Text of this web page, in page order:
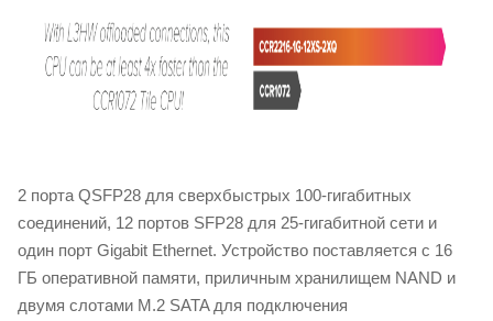
2 порта QSFP28 для сверхбыстрых 100-гигабитных
соединений, 12 портов SFP28 для 25-гигабитной сети и
один порт Gigabit Ethernet. Устройство поставляется с 16
ГБ оперативной памяти, приличным хранилищем NAND и
двумя слотами M.2 SATA для подключения